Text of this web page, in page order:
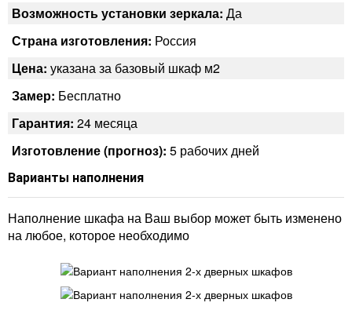
Возможность установки зеркала: Да
Страна изготовления: Россия
Цена: указана за базовый шкаф м2
Замер: Бесплатно
Гарантия: 24 месяца
Изготовление (прогноз): 5 рабочих дней
Варианты наполнения
Наполнение шкафа на Ваш выбор может быть изменено
на любое, которое необходимо